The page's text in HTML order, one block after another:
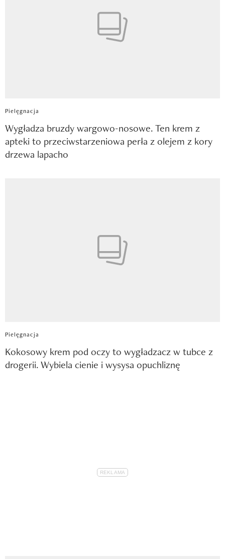
Pielęgnacja
Wygładza bruzdy wargowo-nosowe. Ten krem z
apteki to przeciwstarzeniowa perła z olejem z kory
drzewa lapacho
Pielęgnacja
Kokosowy krem pod oczy to wygładzacz w tubce z
drogerii. Wybiela cienie i wysysa opuchliznę